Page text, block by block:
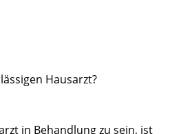
Hausarzt?
in Behandlung zu sein, ist